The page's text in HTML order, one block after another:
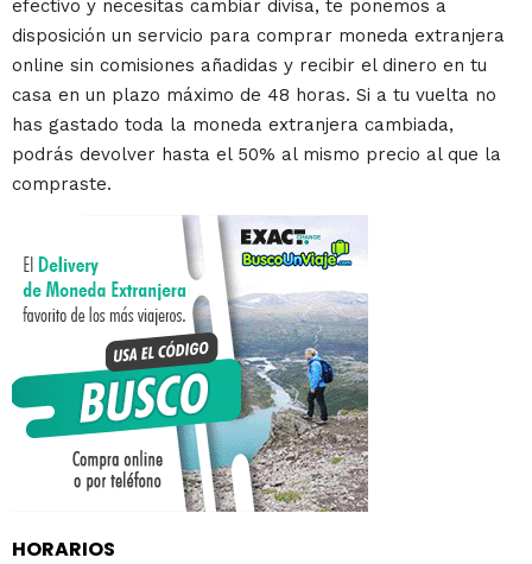
efectivo y necesitas cambiar divisa, te ponemos a
disposición un servicio para comprar moneda extranjera
online sin comisiones añadidas y recibir el dinero en tu
casa en un plazo máximo de 48 horas. Si a tu vuelta no
has gastado toda la moneda extranjera cambiada,
podrás devolver hasta el 50% al mismo precio al que la
compraste.
HORARIOS